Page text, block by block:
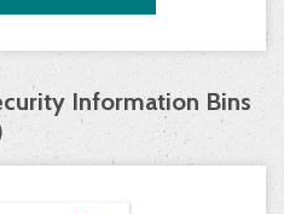
Information Bins